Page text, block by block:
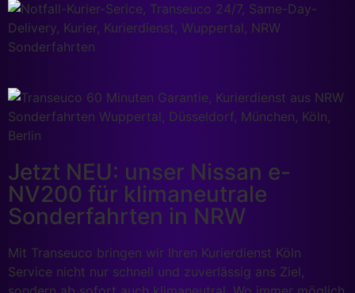
Jetzt NEU: unser Nissan e-
NV200 für klimaneutrale
Sonderfahrten in NRW
Mit Transeuco bringen wir Ihren Kurierdienst Köln
Service nicht nur schnell und zuverlässig ans Ziel,